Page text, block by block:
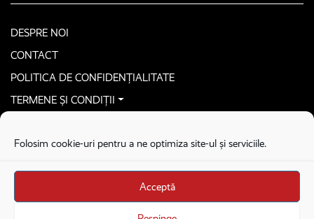
Folosim cookie-uri pentru a ne optimiza site-ul și serviciile.
Acceptă
DESPRE NOI
CONTACT
POLITICA DE CONFIDENȚIALITATE
TERMENE ȘI CONDIȚII
Stega creative
Brandul Recorder e operat de Asociația Recorder Community, sub licența SC